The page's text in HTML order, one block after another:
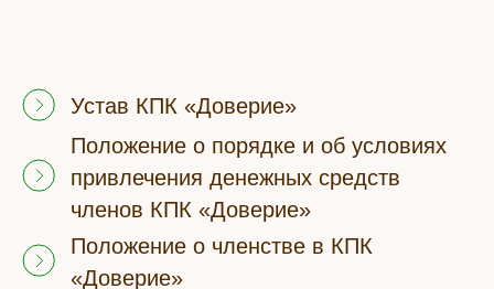
Устав КПК «Доверие»
Положение о порядке и об условиях
привлечения денежных средств
членов КПК «Доверие»
Положение о членстве в КПК
«Доверие»